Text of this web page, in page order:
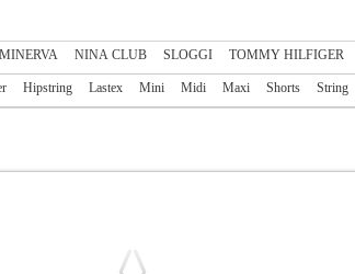
MINERVA NINA CLUB SLOGGI TOMMY HILFIGER
Hipstring Lastex Mini Midi Maxi Shorts String